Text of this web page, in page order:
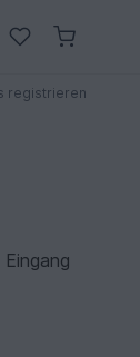
registrieren